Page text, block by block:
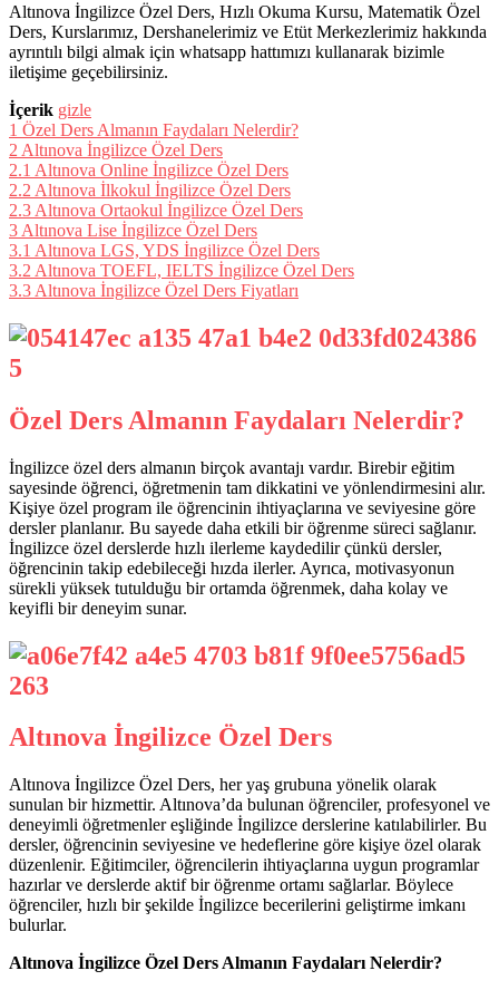
Altınova İngilizce Özel Ders, Hızlı Okuma Kursu, Matematik Özel
Ders, Kurslarımız, Dershanelerimiz ve Etüt Merkezlerimiz hakkında
ayrıntılı bilgi almak için whatsapp hattımızı kullanarak bizimle
iletişime geçebilirsiniz.
İçerik gizle
1 Özel Ders Almanın Faydaları Nelerdir?
2 Altınova İngilizce Özel Ders
2.1 Altınova Online İngilizce Özel Ders
2.2 Altınova İlkokul İngilizce Özel Ders
2.3 Altınova Ortaokul İngilizce Özel Ders
3 Altınova Lise İngilizce Özel Ders
3.1 Altınova LGS, YDS İngilizce Özel Ders
3.2 Altınova TOEFL, IELTS İngilizce Özel Ders
3.3 Altınova İngilizce Özel Ders Fiyatları
Özel Ders Almanın Faydaları Nelerdir?
İngilizce özel ders almanın birçok avantajı vardır. Birebir eğitim
sayesinde öğrenci, öğretmenin tam dikkatini ve yönlendirmesini alır.
Kişiye özel program ile öğrencinin ihtiyaçlarına ve seviyesine göre
dersler planlanır. Bu sayede daha etkili bir öğrenme süreci sağlanır.
İngilizce özel derslerde hızlı ilerleme kaydedilir çünkü dersler,
öğrencinin takip edebileceği hızda ilerler. Ayrıca, motivasyonun
sürekli yüksek tutulduğu bir ortamda öğrenmek, daha kolay ve
keyifli bir deneyim sunar.
Altınova İngilizce Özel Ders
Altınova İngilizce Özel Ders, her yaş grubuna yönelik olarak
sunulan bir hizmettir. Altınova’da bulunan öğrenciler, profesyonel ve
deneyimli öğretmenler eşliğinde İngilizce derslerine katılabilirler. Bu
dersler, öğrencinin seviyesine ve hedeflerine göre kişiye özel olarak
düzenlenir. Eğitimciler, öğrencilerin ihtiyaçlarına uygun programlar
hazırlar ve derslerde aktif bir öğrenme ortamı sağlarlar. Böylece
öğrenciler, hızlı bir şekilde İngilizce becerilerini geliştirme imkanı
bulurlar.
Altınova İngilizce Özel Ders Almanın Faydaları Nelerdir?